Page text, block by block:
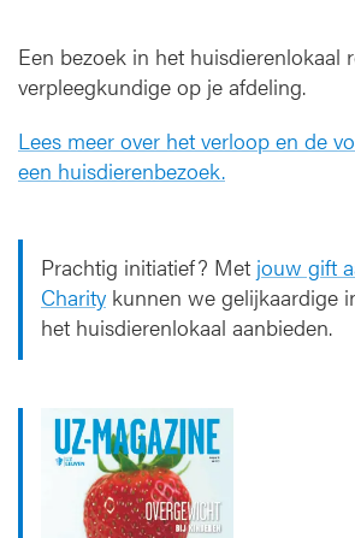
Een bezoek in het huisdierenlokaal
verpleegkundige op je afdeling.
Lees meer over het verloop en de
een huisdierenbezoek.
Prachtig initiatief? Met jouw gift
Charity kunnen we gelijkaardige
het huisdierenlokaal aanbieden.